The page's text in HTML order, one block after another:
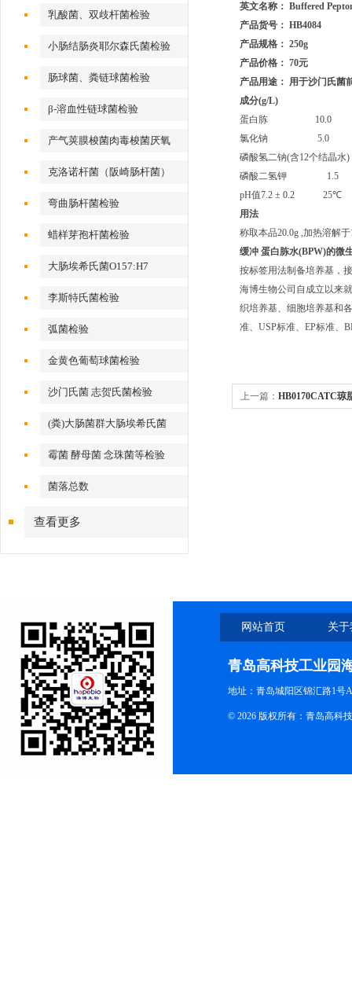
乳酸菌、双歧杆菌检验
小肠结肠炎耶尔森氏菌检验
肠球菌、粪链球菌检验
β-溶血性链球菌检验
产气荚膜梭菌肉毒梭菌厌氧
克洛诺杆菌（阪崎肠杆菌）
弯曲肠杆菌检验
蜡样芽孢杆菌检验
大肠埃希氏菌O157:H7
李斯特氏菌检验
弧菌检验
金黄色葡萄球菌检验
沙门氏菌 志贺氏菌检验
(粪)大肠菌群大肠埃希氏菌
霉菌 酵母菌 念珠菌等检验
菌落总数
查看更多
英文名称： Buffered
产品货号： HB4084
产品规格： 250g
产品价格： 70元
产品用途： 用于沙门氏菌
成分(g/L)
蛋白胨 10.0
氯化钠 5.0
磷酸氢二钠(含12个结晶水)
磷酸二氢钾 1.5
pH值7.2 ± 0.2 25℃
用法
称取本品20.0g ,加热溶解于
缓冲 蛋白胨水(BPW)的微
按标签用法制备培养基，
海博生物公司自成立以来
织培养基、细胞培养基和
准、USP标准、EP标准、
上一篇： HB0170CATC琼
网站首页 关
青岛高科技工业园
地址：青岛城阳区锦汇路1号
© 2026 版权所有：青岛高科